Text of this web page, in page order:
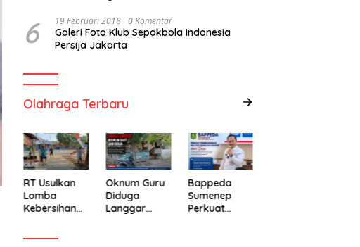
6 19 Februari 2018 0 Komentar
Galeri Foto Klub Sepakbola Indonesia
Persija Jakarta
Olahraga Terbaru
RT Usulkan
Lomba
Kebersihan
Oknum Guru
Diduga
Langgar
Bappeda
Sumenep
Perkuat